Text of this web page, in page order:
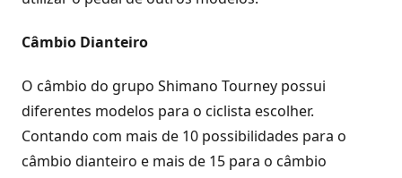
Câmbio Dianteiro
O câmbio do grupo Shimano Tourney possui
diferentes modelos para o ciclista escolher.
Contando com mais de 10 possibilidades para o
câmbio dianteiro e mais de 15 para o câmbio